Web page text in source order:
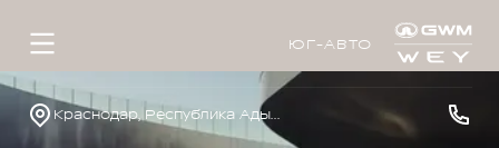
ЮГ-АВТО
Краснодар, Республика Адыгея, р-н Тахтамукайский, аул Тахтамукай, ул. Краснодарская, д. 3